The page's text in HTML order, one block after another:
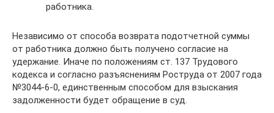
работника.
Независимо от способа возврата подотчетной суммы
от работника должно быть получено согласие на
удержание. Иначе по положениям ст. 137 Трудового
кодекса и согласно разъяснениям Роструда от 2007 года
№3044-6-0, единственным способом для взыскания
задолженности будет обращение в суд.